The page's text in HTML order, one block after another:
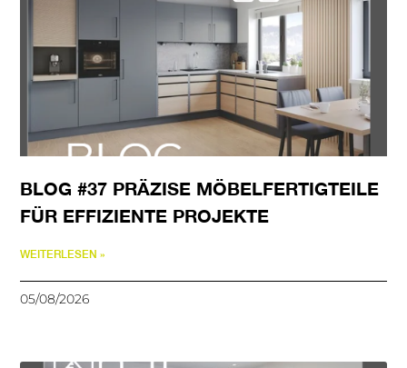
BLOG #37 PRÄZISE MÖBELFERTIGTEILE
FÜR EFFIZIENTE PROJEKTE
WEITERLESEN »
05/08/2026